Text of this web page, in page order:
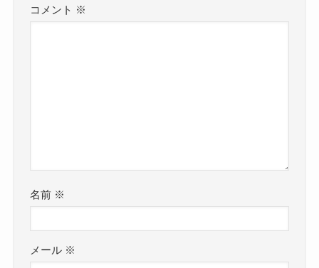
コメント ※
名前 ※
メール ※